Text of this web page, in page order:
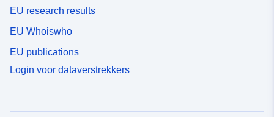
EU research results
EU Whoiswho
EU publications
Login voor dataverstrekkers